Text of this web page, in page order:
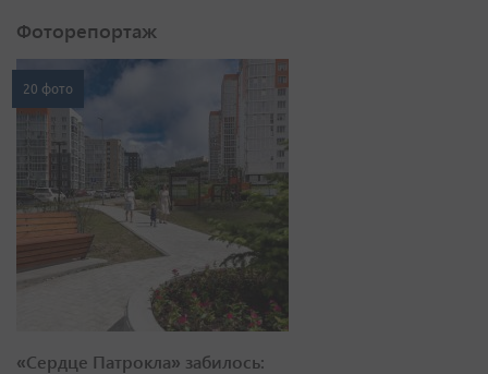
Фоторепортаж
20 фото
«Сердце Патрокла» забилось: